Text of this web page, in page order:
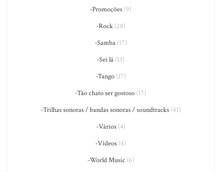
-Promoções (9)
-Rock(28)
-Samba(17)
-Sei lá (13)
-Tango(17)
-Tão chato ser gostoso (17)
-Trilhas sonoras / bandas sonoras / soundtracks(41)
-Vários(4)
-Vídeos (4)
-World Music (6)